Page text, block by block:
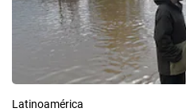
Latinoamérica